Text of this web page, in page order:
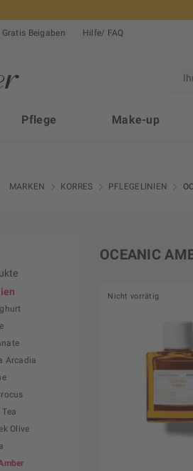
Gratis Beigaben Hilfe/ FAQ
Pflege Make-up
MARKEN KORRES PFLEGELINIEN
Arcadia
Olive
OCEANIC
Nicht vorrätig